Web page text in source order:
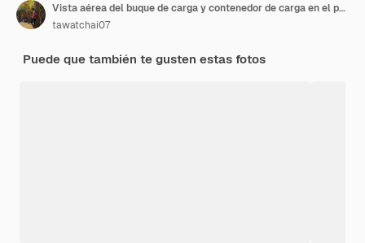
Vista aérea del buque de carga y contenedor de carga en el puerto
tawatchai07
Puede que también te gusten estas fotos